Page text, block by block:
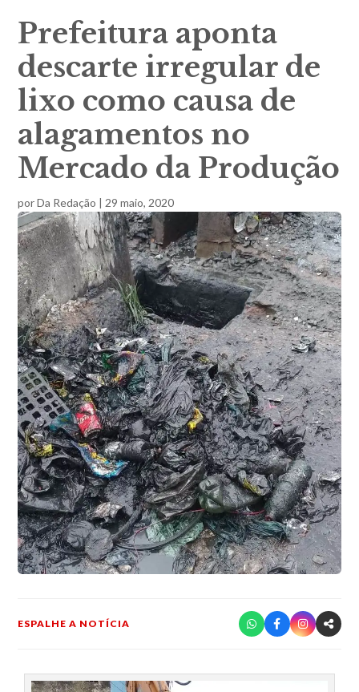
Prefeitura aponta
descarte irregular de
lixo como causa de
alagamentos no
Mercado da Produção
porDa Redação | 29 maio, 2020
ESPALHE A NOTÍCIA